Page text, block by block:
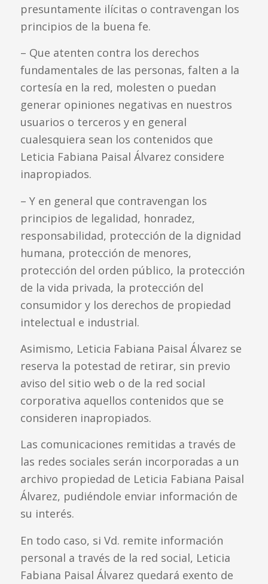
presuntamente ilícitas o contravengan los
principios de la buena fe.
– Que atenten contra los derechos
fundamentales de las personas, falten a la
cortesía en la red, molesten o puedan
generar opiniones negativas en nuestros
usuarios o terceros y en general
cualesquiera sean los contenidos que
Leticia Fabiana Paisal Álvarez considere
inapropiados.
– Y en general que contravengan los
principios de legalidad, honradez,
responsabilidad, protección de la dignidad
humana, protección de menores,
protección del orden público, la protección
de la vida privada, la protección del
consumidor y los derechos de propiedad
intelectual e industrial.
Asimismo, Leticia Fabiana Paisal Álvarez se
reserva la potestad de retirar, sin previo
aviso del sitio web o de la red social
corporativa aquellos contenidos que se
consideren inapropiados.
Las comunicaciones remitidas a través de
las redes sociales serán incorporadas a un
archivo propiedad de Leticia Fabiana Paisal
Álvarez, pudiéndole enviar información de
su interés.
En todo caso, si Vd. remite información
personal a través de la red social, Leticia
Fabiana Paisal Álvarez quedará exento de